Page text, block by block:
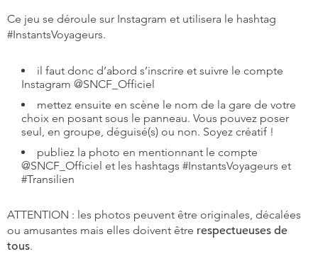
Ce jeu se déroule sur Instagram et utilisera le hashtag
#InstantsVoyageurs.
il faut donc d’abord s’inscrire et suivre le compte
Instagram @SNCF_Officiel
mettez ensuite en scène le nom de la gare de votre
choix en posant sous le panneau. Vous pouvez poser
seul, en groupe, déguisé(s) ou non. Soyez créatif !
publiez la photo en mentionnant le compte
@SNCF_Officiel et les hashtags #InstantsVoyageurs et
#Transilien
ATTENTION : les photos peuvent être originales, décalées
ou amusantes mais elles doivent être respectueuses de
tous.